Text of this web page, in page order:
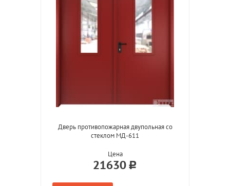
Дверь противопожарная двупольная со
стеклом МД-611
Цена
21630